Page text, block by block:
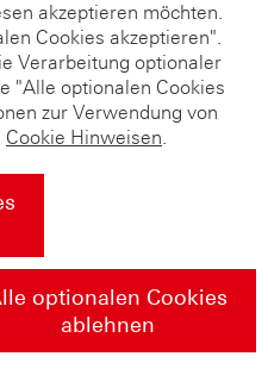
akzeptieren möchten.
Cookies akzeptieren".
Verarbeitung optionaler
"Alle optionalen Cookies
zur Verwendung von
Cookie Hinweisen.
optionalen Cookies
ablehnen